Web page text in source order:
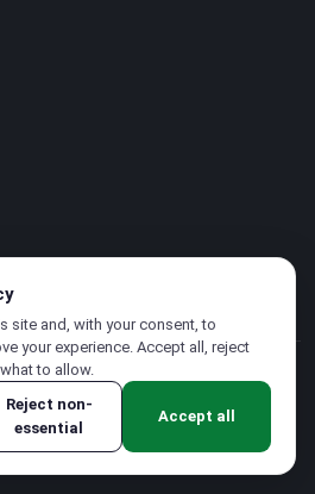
Tous droits réservés
·Conditions d'utilisation
site and, with your consent, to
your experience. Accept all, reject
to allow.
Reject non-
essential
Accept all